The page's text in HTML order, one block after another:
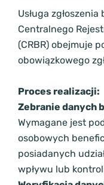
Usługa
Centralnego
(CRBR) obejmuje
obowiązkowego
Proces realizacji:
Zebranie danych
Wymagane jest
osobowych
posiadanych
wpływu lub